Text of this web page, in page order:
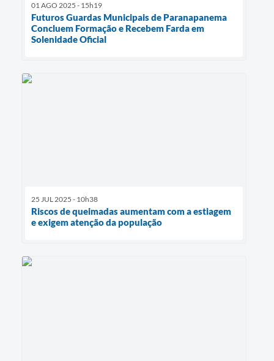
01 AGO 2025 - 15h19
Futuros Guardas Municipais de Paranapanema
Concluem Formação e Recebem Farda em
Solenidade Oficial
25 JUL 2025 - 10h38
Riscos de queimadas aumentam com a estiagem
e exigem atenção da população